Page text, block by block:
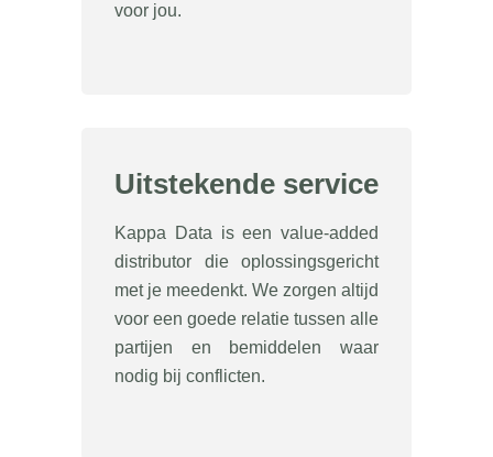
voor jou.
Uitstekende service
Kappa Data is een value-added
distributor die oplossingsgericht
met je meedenkt. We zorgen altijd
voor een goede relatie tussen alle
partijen en bemiddelen waar
nodig bij conflicten.